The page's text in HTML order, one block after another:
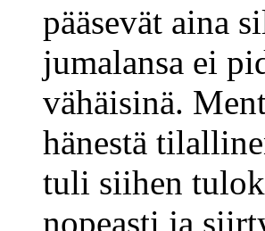
pääsevät aina
jumalansa ei
vähäisinä.
hänestä
tuli siihen
nopeasti ja